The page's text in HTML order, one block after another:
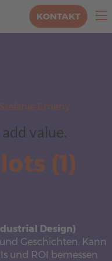
KONTAKT
Stefanie Emeny
value.
(1)
Design)
Geschichten. Kann
und ROI bemessen